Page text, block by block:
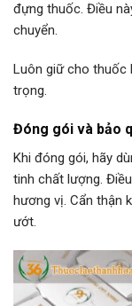
đựng thuốc. Điều
chuyển.
Luôn giữ cho thuốc
trọng.
Đóng gói và bảo
Khi đóng gói, hãy
tinh chất lượng.
hương vị. Cẩn thận
ướt.